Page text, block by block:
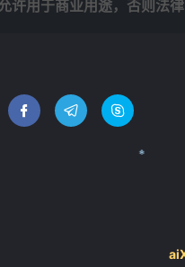
用于商业用途，否则法律
  